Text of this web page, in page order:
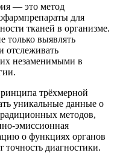
— это метод
для
тканей в организме.
только выявлять
отслеживать
их незаменимыми в
трёхмерной
уникальные данные о
методов,
эмиссионная
о функциях органов
точность диагностики.